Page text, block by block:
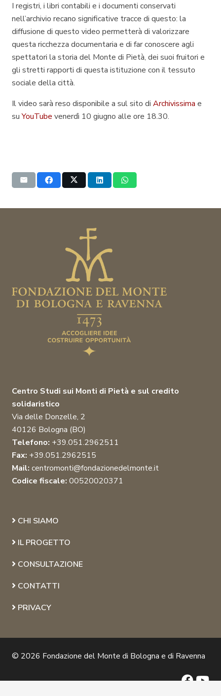
I registri, i libri contabili e i documenti conservati
nell’archivio recano significative tracce di questo: la
diffusione di questo video permetterà di valorizzare
questa ricchezza documentaria e di far conoscere agli
spettatori la storia del Monte di Pietà, dei suoi fruitori e
gli stretti rapporti di questa istituzione con il tessuto
sociale della città.
Il video sarà reso disponibile a sul sito di Archivissima e
suYouTube venerdì 10 giugno alle ore 18.30.
Centro Studi sui Monti di Pietà e sul credito
solidaristico
Via delle Donzelle, 2
40126 Bologna (BO)
Telefono: +39.051.2962511
Fax: +39.051.2962515
Mail: centromonti@fondazionedelmonte.it
Codice fiscale: 00520020371
CHI SIAMO
IL PROGETTO
CONSULTAZIONE
CONTATTI
PRIVACY
© 2026 Fondazione del Monte di Bologna e di Ravenna